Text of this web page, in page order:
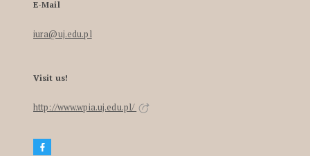
E-Mail
iura@uj.edu.pl
Visit us!
http://www.wpia.uj.edu.pl/